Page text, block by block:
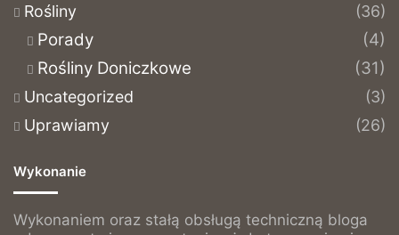
Rośliny
(36)
Porady
(4)
Rośliny Doniczkowe
(31)
Uncategorized
(3)
Uprawiamy
(26)
Wykonanie
Wykonaniem oraz stałą obsługą techniczną bloga